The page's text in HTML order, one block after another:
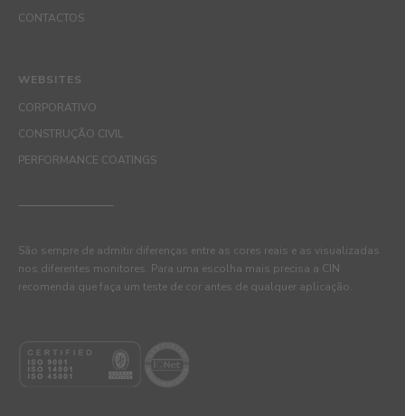
CONTACTOS
WEBSITES
CORPORATIVO
CONSTRUÇÃO CIVIL
PERFORMANCE COATINGS
São sempre de admitir diferenças entre as cores reais e as visualizadas
nos diferentes monitores. Para uma escolha mais precisa a CIN
recomenda que faça um teste de cor antes de qualquer aplicação.